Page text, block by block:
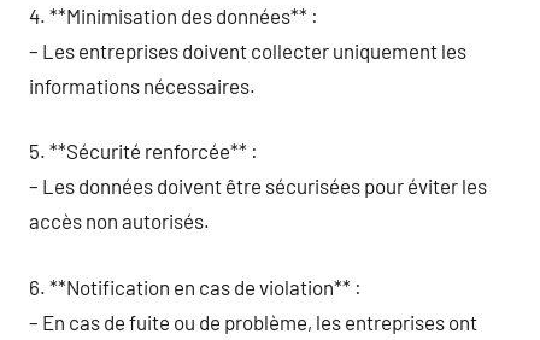
4. **Minimisation des données** :
– Les entreprises doivent collecter uniquement les
informations nécessaires.
5. **Sécurité renforcée** :
– Les données doivent être sécurisées pour éviter les
accès non autorisés.
6. **Notification en cas de violation** :
– En cas de fuite ou de problème, les entreprises ont